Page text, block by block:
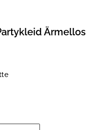
Ärmellos